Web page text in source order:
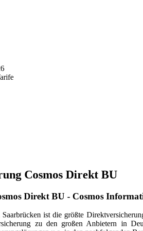
Cosmos Direkt BU
Direkt BU - Cosmos
ist die größte
zu den großen Anbietern in